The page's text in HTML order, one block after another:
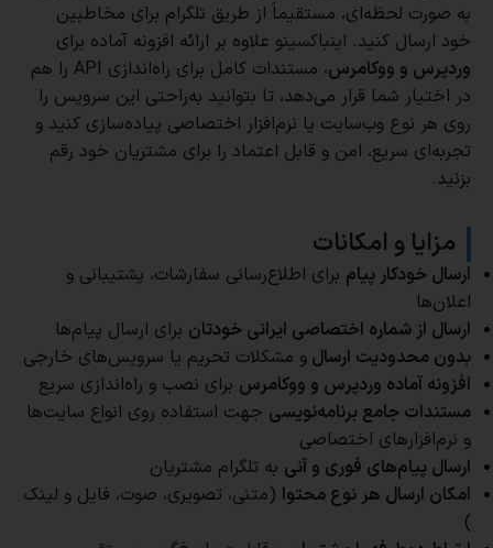
به صورت لحظه‌ای، مستقیماً از طریق تلگرام برای مخاطبین
خود ارسال کنید. اینباکسینو علاوه بر ارائه افزونه آماده برای
وردپرس و ووکامرس
، مستندات کامل برای راه‌اندازی API را هم
در اختیار شما قرار می‌دهد، تا بتوانید به‌راحتی این سرویس را
روی هر نوع وب‌سایت یا نرم‌افزار اختصاصی پیاده‌سازی کنید و
تجربه‌ای سریع، امن و قابل اعتماد را برای مشتریان خود رقم
بزنید.
مزایا و امکانات
ارسال خودکار پیام برای اطلاع‌رسانی سفارشات، پشتیبانی و
اعلان‌ها
ارسال از شماره اختصاصی ایرانی خودتان برای ارسال پیام‌ها
بدون محدودیت ارسال و مشکلات تحریم یا سرویس‌های خارجی
افزونه آماده وردپرس و ووکامرس برای نصب و راه‌اندازی سریع
مستندات جامع برنامه‌نویسی جهت استفاده روی انواع سایت‌ها
و نرم‌افزارهای اختصاصی
ارسال پیام‌های فوری و آنی به تلگرام مشتریان
امکان ارسال هر نوع محتوا (متنی، تصویری، صوت، فایل و لینک
)